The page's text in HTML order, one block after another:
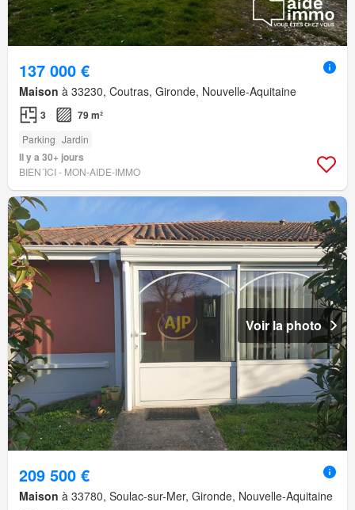
137 000 €
Maison à 33230, Coutras, Gironde, Nouvelle-Aquitaine
3 79 m²
Parking Jardin
Il y a 30+ jours
BIEN´ICI - MON-AIDE-IMMO
Voir la photo
209 500 €
Maison à 33780, Soulac-sur-Mer, Gironde, Nouvelle-Aquitaine